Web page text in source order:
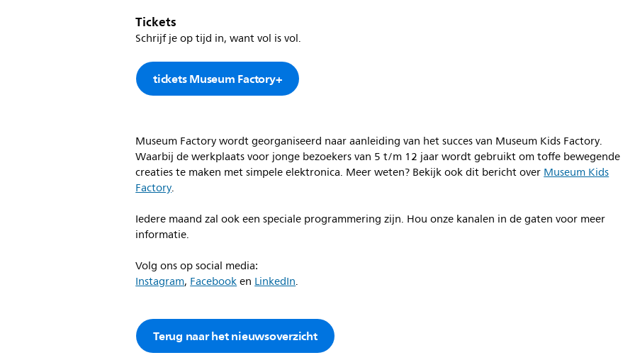
Tickets
Schrijf je op tijd in, want vol is vol.
tickets Museum Factory+
Museum Factory wordt georganiseerd naar aanleiding van het succes van Museum Kids Factory.
Waarbij de werkplaats voor jonge bezoekers van 5 t/m 12 jaar wordt gebruikt om toffe bewegende
creaties te maken met simpele elektronica. Meer weten? Bekijk ook dit bericht overMuseum Kids
Factory.
Iedere maand zal ook een speciale programmering zijn. Hou onze kanalen in de gaten voor meer
informatie.
Volg ons op social media:
Instagram,FacebookenLinkedIn.
Terug naar het nieuwsoverzicht